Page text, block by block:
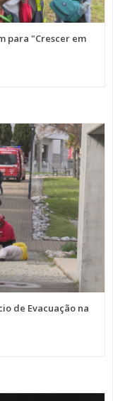
para "Crescer em
de Evacuação na